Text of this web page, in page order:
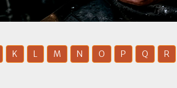
K L M N O P Q R